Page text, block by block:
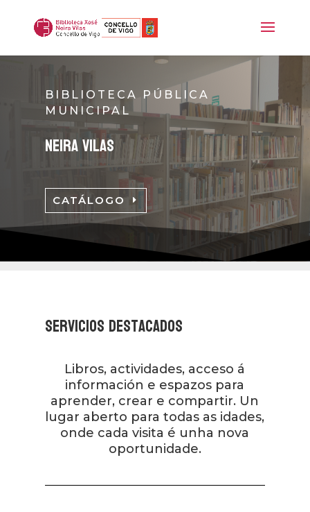
BIBLIOTECA PÚBLICA
MUNICIPAL
neira vilas
CATÁLOGO
Servicios destacados
Libros, actividades, acceso á
información e espazos para
aprender, crear e compartir. Un
lugar aberto para todas as idades,
onde cada visita é unha nova
oportunidade.